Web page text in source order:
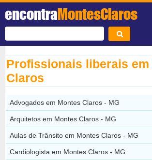
encontraMontesClaros
Profissionais liberais em
Claros
Advogados em Montes Claros - MG
Arquitetos em Montes Claros - MG
Aulas de Trânsito em Montes Claros - MG
Cardiologista em Montes Claros - MG